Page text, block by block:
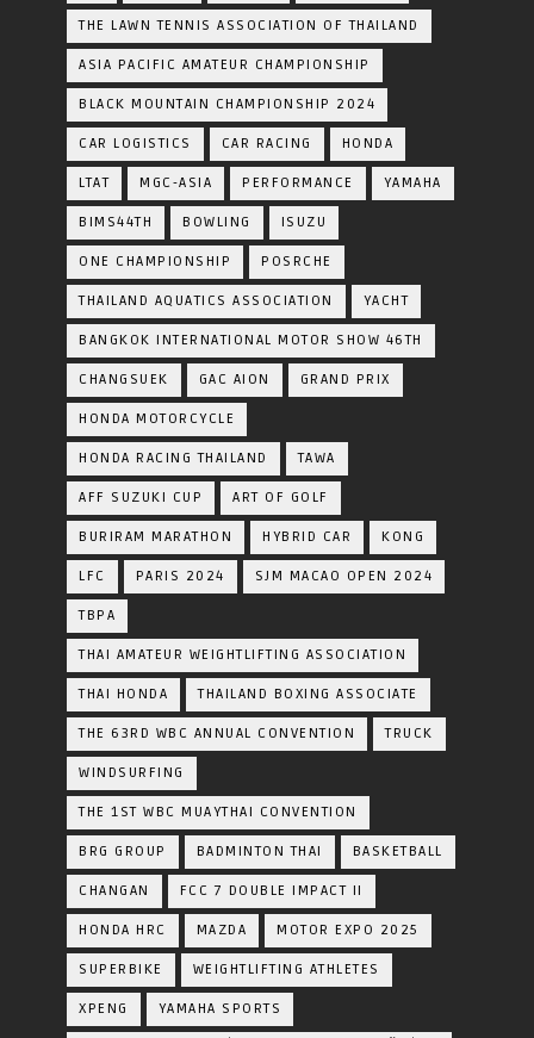
THE LAWN TENNIS ASSOCIATION OF THAILAND
ASIA PACIFIC AMATEUR CHAMPIONSHIP
BLACK MOUNTAIN CHAMPIONSHIP 2024
CAR LOGISTICS CAR RACING HONDA
LTAT MGC-ASIA PERFORMANCE YAMAHA
BIMS44TH BOWLING ISUZU
ONE CHAMPIONSHIP POSRCHE
THAILAND AQUATICS ASSOCIATION YACHT
BANGKOK INTERNATIONAL MOTOR SHOW 46TH
CHANGSUEK GAC AION GRAND PRIX
HONDA MOTORCYCLE
HONDA RACING THAILAND TAWA
AFF SUZUKI CUP ART OF GOLF
BURIRAM MARATHON HYBRID CAR KONG
LFC PARIS 2024 SJM MACAO OPEN 2024
TBPA
THAI AMATEUR WEIGHTLIFTING ASSOCIATION
THAI HONDA THAILAND BOXING ASSOCIATE
THE 63RD WBC ANNUAL CONVENTION TRUCK
WINDSURFING
THE 1ST WBC MUAYTHAI CONVENTION
BRG GROUP BADMINTON THAI BASKETBALL
CHANGAN FCC 7 DOUBLE IMPACT II
HONDA HRC MAZDA MOTOR EXPO 2025
SUPERBIKE WEIGHTLIFTING ATHLETES
XPENG YAMAHA SPORTS